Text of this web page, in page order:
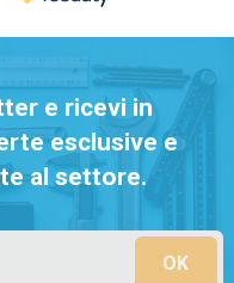
e ricevi in
esclusive e
al settore.